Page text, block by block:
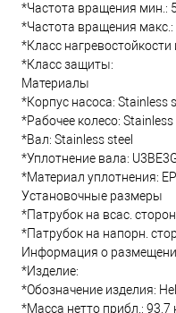
*Частота вращения мин.:
*Частота вращения
*Класс нагревостойкости
*Класс защиты:
Материалы
*Корпус насоса: Stainless
*Рабочее колесо: Stainless
*Вал: Stainless steel
*Уплотнение вала:
*Материал уплотнения:
Установочные размеры
*Патрубок на всас.
*Патрубок на напорн.
Информация о
*Изделие:
*Обозначение изделия:
*Масса нетто прибл.: 93.7